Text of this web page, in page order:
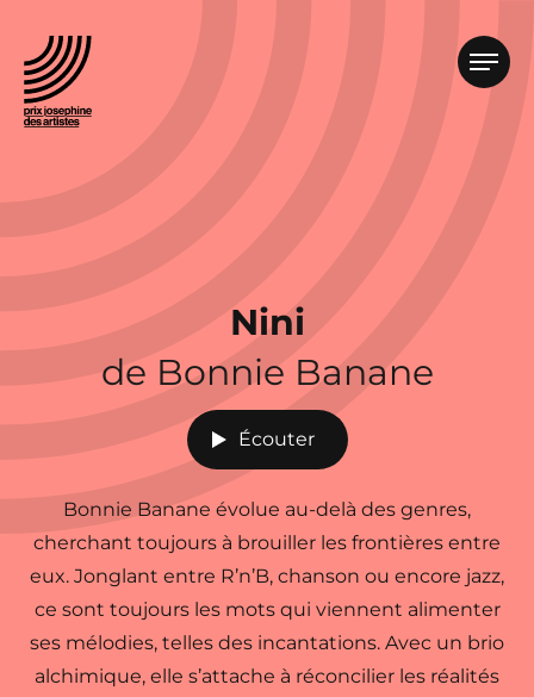
Nini
de Bonnie Banane
Écouter
Bonnie Banane évolue au-delà des genres,
cherchant toujours à brouiller les frontières entre
eux. Jonglant entre R’n’B, chanson ou encore jazz,
ce sont toujours les mots qui viennent alimenter
ses mélodies, telles des incantations. Avec un brio
alchimique, elle s’attache à réconcilier les réalités